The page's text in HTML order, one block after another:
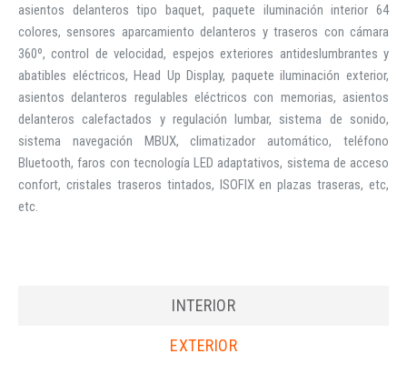
asientos delanteros tipo baquet, paquete iluminación interior 64
colores, sensores aparcamiento delanteros y traseros con cámara
360º, control de velocidad, espejos exteriores antideslumbrantes y
abatibles eléctricos, Head Up Display, paquete iluminación exterior,
asientos delanteros regulables eléctricos con memorias, asientos
delanteros calefactados y regulación lumbar, sistema de sonido,
sistema navegación MBUX, climatizador automático, teléfono
Bluetooth, faros con tecnología LED adaptativos, sistema de acceso
confort, cristales traseros tintados, ISOFIX en plazas traseras, etc,
etc.
INTERIOR
EXTERIOR